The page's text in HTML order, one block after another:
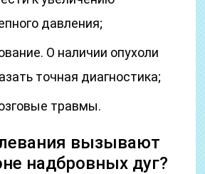
давления;
О наличии опухоли
точная диагностика;
травмы.
вызывают
надбровных дуг?